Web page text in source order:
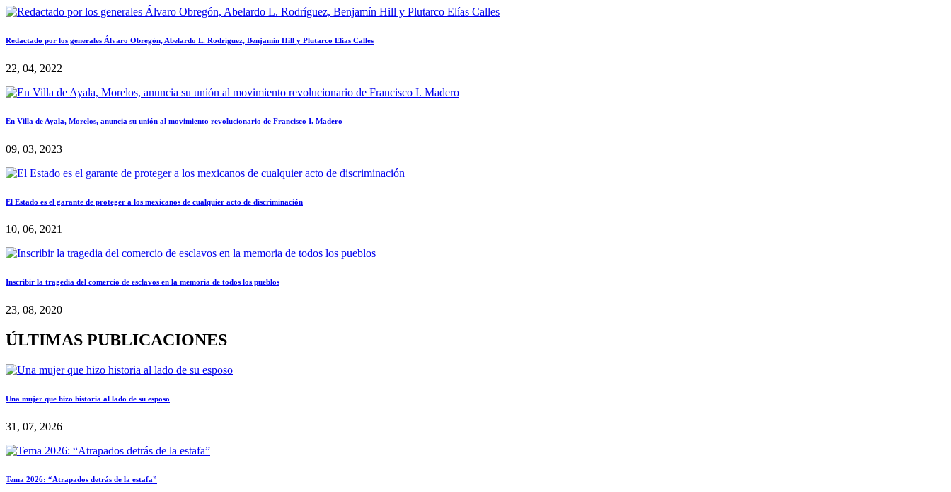
Redactado por los generales Álvaro Obregón, Abelardo L. Rodríguez, Benjamín Hill y Plutarco Elías Calles
22, 04, 2022
En Villa de Ayala, Morelos, anuncia su unión al movimiento revolucionario de Francisco I. Madero
09, 03, 2023
El Estado es el garante de proteger a los mexicanos de cualquier acto de discriminación
10, 06, 2021
Inscribir la tragedia del comercio de esclavos en la memoria de todos los pueblos
23, 08, 2020
ÚLTIMAS PUBLICACIONES
Una mujer que hizo historia al lado de su esposo
31, 07, 2026
Tema 2026: “Atrapados detrás de la estafa”